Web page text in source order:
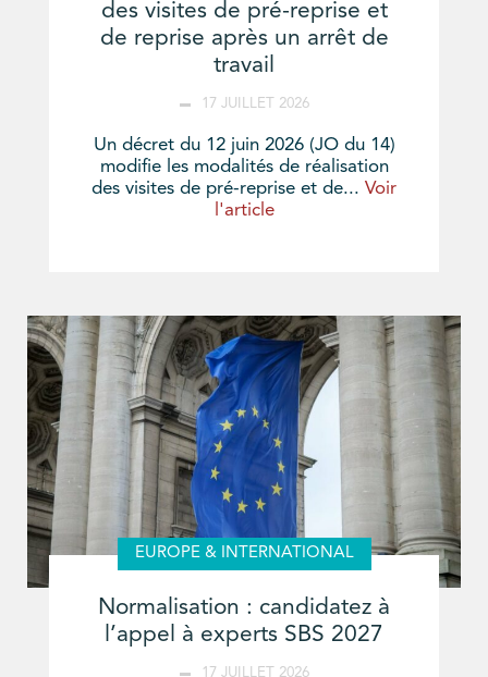
des visites de pré-reprise et
de reprise après un arrêt de
travail
17 JUILLET 2026
Un décret du 12 juin 2026 (JO du 14)
modifie les modalités de réalisation
des visites de pré-reprise et de... Voir
l'article
EUROPE & INTERNATIONAL
Normalisation : candidatez à
l’appel à experts SBS 2027
17 JUILLET 2026